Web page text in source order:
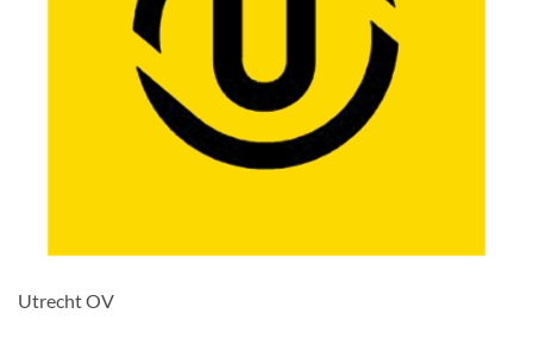
Utrecht OV